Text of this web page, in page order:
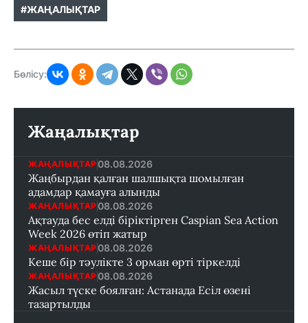
#ЖАҢАЛЫҚТАР
Бөлісу:
Жаңалықтар
ЖАҢАЛЫҚТАР 08.08.2026
Жаңбырдан қалған шалшықта шомылған
адамдар қамауға алынды
ЖАҢАЛЫҚТАР 08.08.2026
Ақтауда бес елді біріктірген Caspian Sea Action
Week 2026 өтіп жатыр
ЖАҢАЛЫҚТАР 08.08.2026
Кеше бір тәулікте 3 орман өрті тіркелді
ЖАҢАЛЫҚТАР 08.08.2026
Жасыл түске боялған: Астанада Есіл өзені
тазартылды